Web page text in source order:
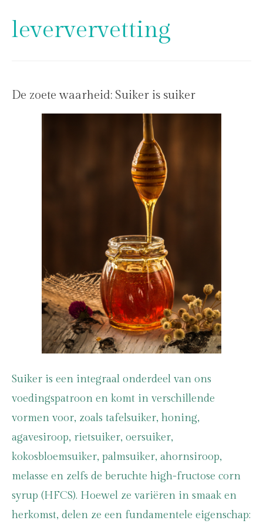
leververvetting
De zoete waarheid: Suiker is suiker
Suiker is een integraal onderdeel van ons
voedingspatroon en komt in verschillende
vormen voor, zoals tafelsuiker, honing,
agavesiroop, rietsuiker, oersuiker,
kokosbloemsuiker, palmsuiker, ahornsiroop,
melasse en zelfs de beruchte high-fructose corn
syrup (HFCS). Hoewel ze variëren in smaak en
herkomst, delen ze een fundamentele eigenschap: